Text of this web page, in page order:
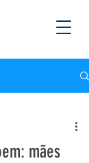
mães